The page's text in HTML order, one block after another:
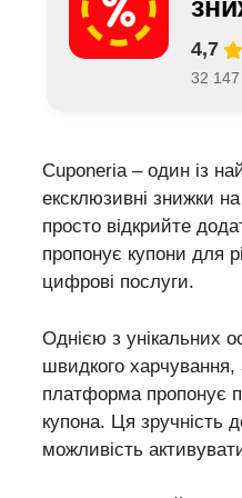
4,7
32 147
Cuponeria – один із
ексклюзивні знижки
просто відкрийте
пропонує купони для
цифрові послуги.
Однією з унікальних
швидкого харчування,
платформа пропонує
купона. Ця зручність
можливість